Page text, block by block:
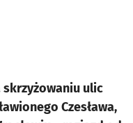
skrzyżowaniu ulic
Czesława,